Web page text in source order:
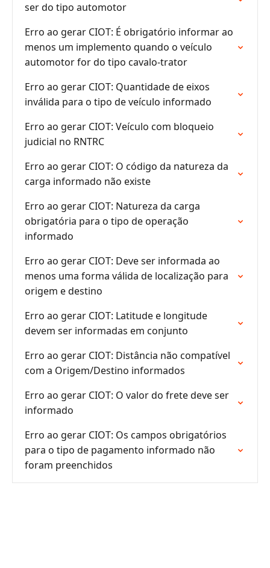
ser do tipo automotor
Erro ao gerar CIOT: É obrigatório informar ao
menos um implemento quando o veículo
automotor for do tipo cavalo-trator
Erro ao gerar CIOT: Quantidade de eixos
inválida para o tipo de veículo informado
Erro ao gerar CIOT: Veículo com bloqueio
judicial no RNTRC
Erro ao gerar CIOT: O código da natureza da
carga informado não existe
Erro ao gerar CIOT: Natureza da carga
obrigatória para o tipo de operação
informado
Erro ao gerar CIOT: Deve ser informada ao
menos uma forma válida de localização para
origem e destino
Erro ao gerar CIOT: Latitude e longitude
devem ser informadas em conjunto
Erro ao gerar CIOT: Distância não compatível
com a Origem/Destino informados
Erro ao gerar CIOT: O valor do frete deve ser
informado
Erro ao gerar CIOT: Os campos obrigatórios
para o tipo de pagamento informado não
foram preenchidos